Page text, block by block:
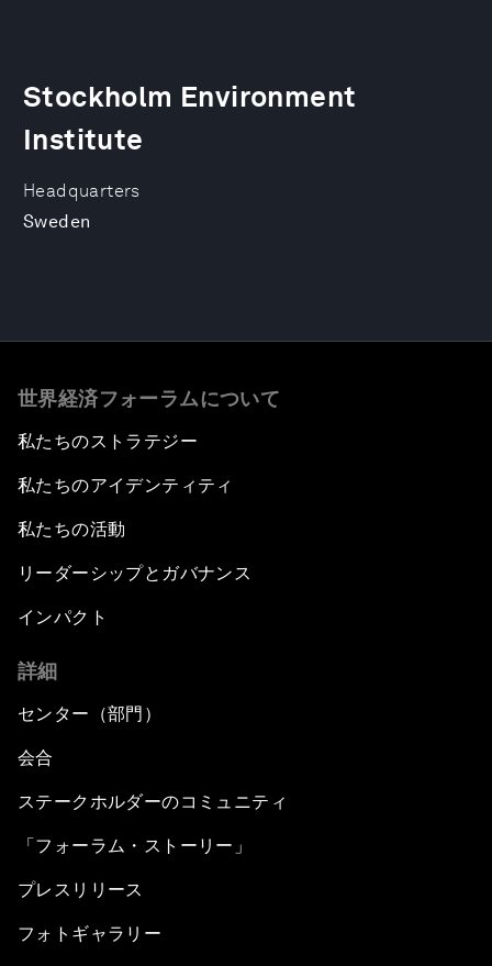
Headquarters
Sweden
Stockholm Environment
Institute
世界経済フォーラムについて
私たちのストラテジー
私たちのアイデンティティ
私たちの活動
リーダーシップとガバナンス
インパクト
詳細
センター（部門）
会合
ステークホルダーのコミュニティ
「フォーラム・ストーリー」
プレスリリース
フォトギャラリー